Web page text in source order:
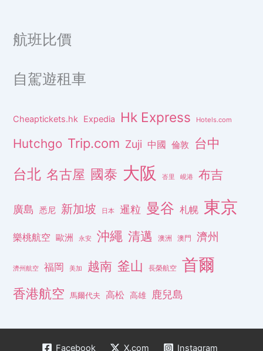
航班比價
自駕遊租車
Cheaptickets.hk Expedia Hk Express Hotels.com
Hutchgo Trip.com Zuji 中國 倫敦 台中
台北 名古屋 國泰 大阪 峇里 峴港 布吉
廣島 悉尼 新加坡 日本 暹粒 曼谷 札幌 東京
樂桃航空 歐洲 永安 沖繩 清邁 澳洲 澳門 濟州
濟州航空 福岡 美加 越南 釜山 長榮航空 首爾
香港航空 馬爾代夫 高松 高雄 鹿兒島
Facebook X.com Instagram